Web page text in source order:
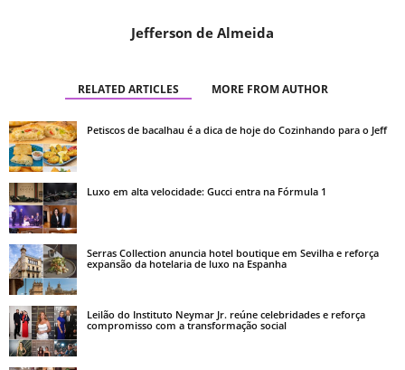
Jefferson de Almeida
RELATED ARTICLES MORE FROM AUTHOR
Petiscos de bacalhau é a dica de hoje do Cozinhando para o Jeff
Luxo em alta velocidade: Gucci entra na Fórmula 1
Serras Collection anuncia hotel boutique em Sevilha e reforça
expansão da hotelaria de luxo na Espanha
Leilão do Instituto Neymar Jr. reúne celebridades e reforça
compromisso com a transformação social